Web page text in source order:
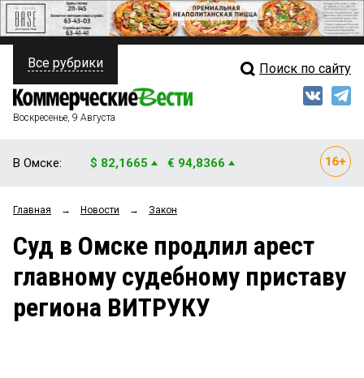
ПОЛИТИКА
ФИНАНСЫ
ОБЩЕСТВО
ЗАКОН
НОВОСТИ КОМПАНИЙ
Свежий выпуск
Рейтинги
Блоги
Все рубрики Поиск по сайту
Воскресенье, 9 Августа
В Омске: $ 82,1665 € 94,8366
Главная → Новости → Закон
Суд в Омске продлил арест
главному судебному приставу
региона ВИТРУКУ